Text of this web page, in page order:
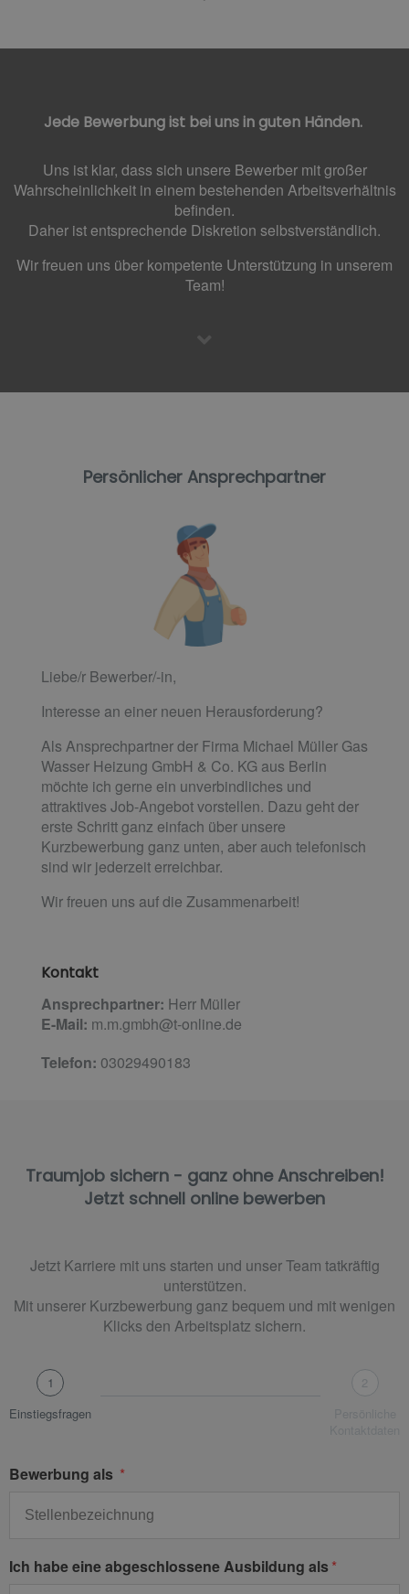
Jede Bewerbung ist bei uns in guten Händen.
Uns ist klar, dass sich unsere Bewerber mit großer
Wahrscheinlichkeit in einem bestehenden Arbeitsverhältnis
befinden.
Daher ist entsprechende Diskretion selbstverständlich.
Wir freuen uns über kompetente Unterstützung in unserem
Team!
Persönlicher Ansprechpartner
Liebe/r Bewerber/-in,
Interesse an einer neuen Herausforderung?
Als Ansprechpartner der Firma Michael Müller Gas
Wasser Heizung GmbH & Co. KG aus Berlin
möchte ich gerne ein unverbindliches und
attraktives Job-Angebot vorstellen. Dazu geht der
erste Schritt ganz einfach über unsere
Kurzbewerbung ganz unten, aber auch telefonisch
sind wir jederzeit erreichbar.
Wir freuen uns auf die Zusammenarbeit!
Kontakt
Ansprechpartner: Herr Müller
E-Mail: m.m.gmbh@t-online.de
Telefon: 03029490183
Traumjob sichern - ganz ohne Anschreiben!
Jetzt schnell online bewerben
Jetzt Karriere mit uns starten und unser Team tatkräftig
unterstützen.
Mit unserer Kurzbewerbung ganz bequem und mit wenigen
Klicks den Arbeitsplatz sichern.
1
Einstiegsfragen
2
Bewerbung als
Ich habe eine abgeschlossene Ausbildung als